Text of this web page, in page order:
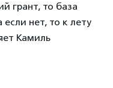
грант, то база
нет, то к лету
Камиль